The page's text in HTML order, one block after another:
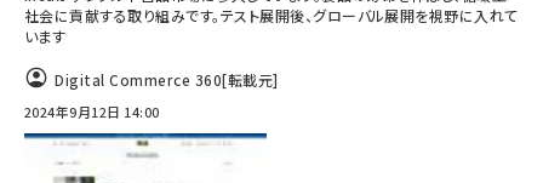
社会に貢献する取り組みです。テスト展開後、グローバル展開を視野に入れて
います
Digital Commerce 360[転載元]
2024年9月12日 14:00